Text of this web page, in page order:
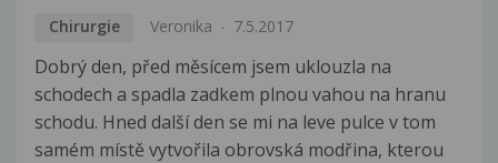
Chirurgie Veronika 7.5.2017
Dobrý den, před měsícem jsem uklouzla na
schodech a spadla zadkem plnou vahou na hranu
schodu. Hned další den se mi na leve pulce v tom
samém místě vytvořila obrovská modřina, kterou